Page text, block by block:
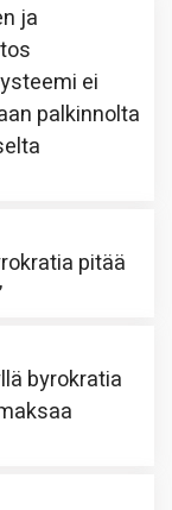
ja
ei
palkinnolta
pitää
byrokratia